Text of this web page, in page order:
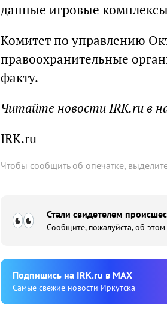
данные игровые
Комитет по управлению
правоохранительные
факту.
Читайте новости IRK.ru в
IRK.ru
Чтобы сообщить об опечатке,
Стали свидетелем
Сообщите, пожалуйста, об
Подпишиcь на IRK.ru в MAX
Cамые свежие новости Иркутска